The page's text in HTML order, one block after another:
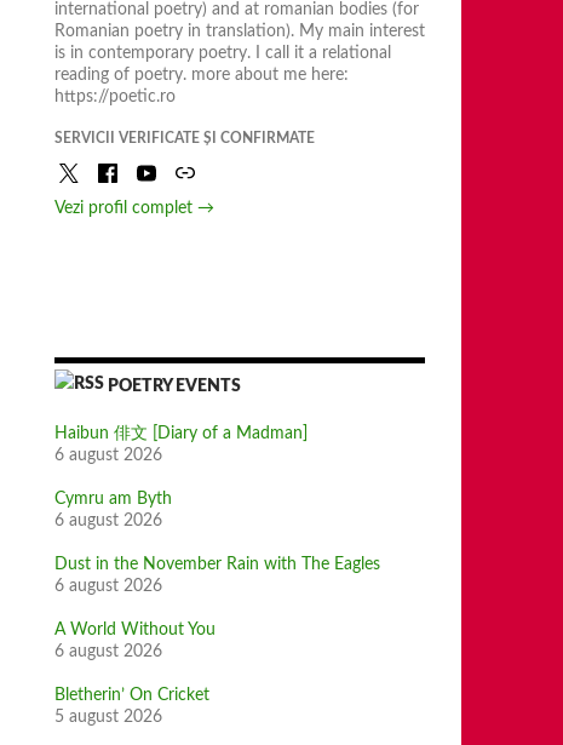
international poetry) and at romanian bodies (for
Romanian poetry in translation). My main interest
is in contemporary poetry. I call it a relational
reading of poetry. more about me here:
https://poetic.ro
SERVICII VERIFICATE ȘI CONFIRMATE
Vezi profil complet →
POETRY EVENTS
Haibun 俳文 [Diary of a Madman]
6 august 2026
Cymru am Byth
6 august 2026
Dust in the November Rain with The Eagles
6 august 2026
A World Without You
6 august 2026
Bletherin’ On Cricket
5 august 2026